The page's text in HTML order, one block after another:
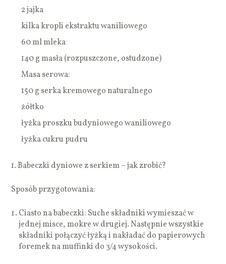
2 jajka
kilka kropli ekstraktu waniliowego
60 ml mleka
140 g masła (rozpuszczone, ostudzone)
Masa serowa:
150 g serka kremowego naturalnego
żółtko
łyżka proszku budyniowego waniliowego
łyżka cukru pudru
1. Babeczki dyniowe z serkiem – jak zrobić?
Sposób przygotowania:
Ciasto na babeczki: Suche składniki wymieszać w
jednej misce, mokre w drugiej. Następnie wszystkie
składniki połączyć łyżką i nakładać do papierowych
foremek na muffinki do 3/4 wysokości.